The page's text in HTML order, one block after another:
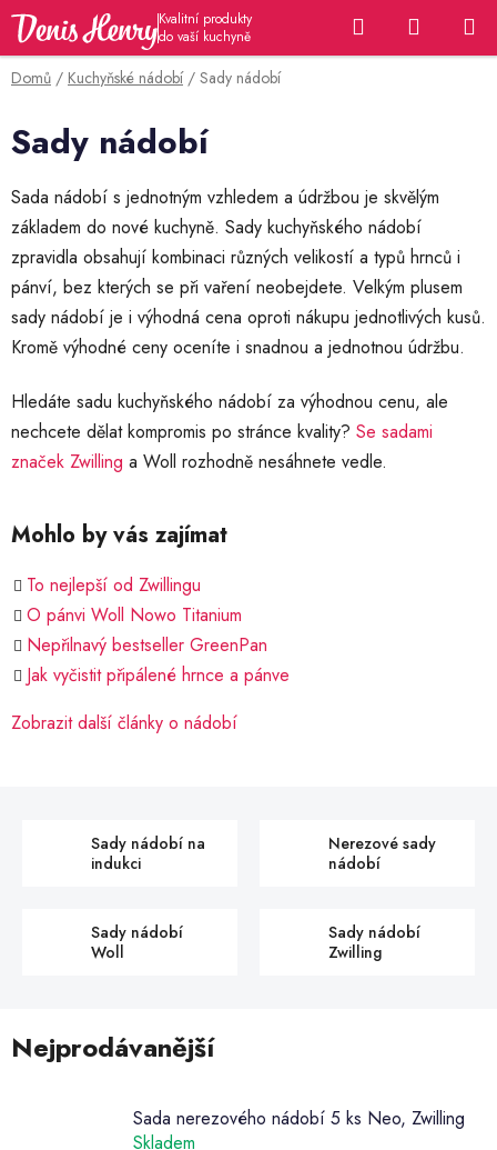
Přejít
obsah
Hledat
KOŠÍK
Domů / Kuchyňské nádobí / Sady nádobí
Sady nádobí
Sada nádobí s jednotným vzhledem a údržbou je skvělým
základem do nové kuchyně. Sady kuchyňského nádobí
zpravidla obsahují kombinaci různých velikostí a typů hrnců i
pánví, bez kterých se při vaření neobejdete. Velkým plusem
sady nádobí je i výhodná cena oproti nákupu jednotlivých kusů.
Kromě výhodné ceny oceníte i snadnou a jednotnou údržbu.
Hledáte sadu kuchyňského nádobí za výhodnou cenu, ale
nechcete dělat kompromis po stránce kvality? Se sadami
značek Zwilling a Woll rozhodně nesáhnete vedle.
Mohlo by vás zajímat
To nejlepší od Zwillingu
O pánvi Woll Nowo Titanium
Nepřilnavý bestseller GreenPan
Jak vyčistit připálené hrnce a pánve
Zobrazit další články o nádobí
Sady nádobí na
indukci
Nerezové sady
nádobí
Sady nádobí
Woll
Sady nádobí
Zwilling
Nejprodávanější
Sada nerezového nádobí 5 ks Neo, Zwilling
Skladem